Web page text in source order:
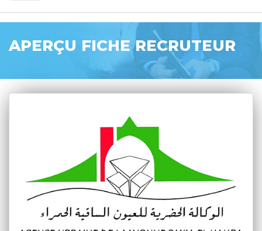
APERÇU FICHE RECRUTEUR